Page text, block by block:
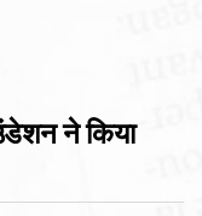
ने किया